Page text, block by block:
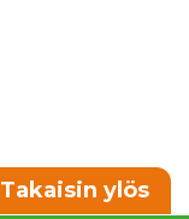
Takaisin ylös